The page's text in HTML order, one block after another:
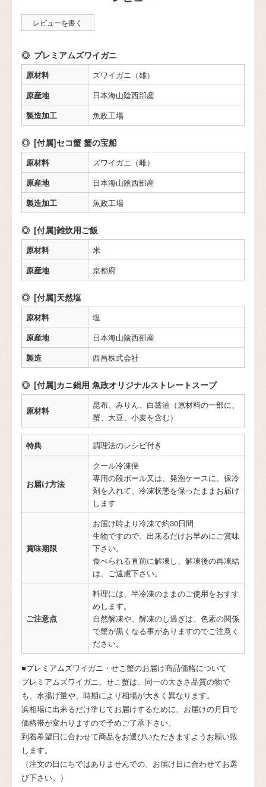
レビューを書く
プレミアムズワイガニ
原材料
ズワイガニ（雄）
原産地
日本海山陰西部産
製造加工
魚政工場
[付属]セコ蟹 蟹の宝船
原材料
ズワイガニ（雌）
原産地
日本海山陰西部産
製造加工
魚政工場
[付属]雑炊用ご飯
原材料
米
原産地
京都府
[付属]天然塩
原材料
塩
原産地
日本海山陰西部産
製造
西昌株式会社
[付属]カニ鍋用 魚政オリジナルストレートスープ
原材料
昆布、みりん、白醤油（原材料の一部に、
蟹、大豆、小麦を含む）
特典 調理法のレシピ付き
お届け方法
クール冷凍便
専用の段ボール又は、発泡ケースに、保冷
剤を入れて、冷凍状態を保ったままお届け
します
賞味期限
お届け時より冷凍で約30日間
生物ですので、出来るだけお早めにご賞味
下さい。
食べられる直前に解凍し、解凍後の再凍結
は、ご遠慮下さい。
ご注意点
料理には、半冷凍のままのご使用をおすす
めします。
自然解凍や、解凍のし過ぎは、色素の関係
で蟹が黒くなる事がありますのでご注意く
ださい。
■プレミアムズワイガニ・せこ蟹のお届け商品価格について
プレミアムズワイガニ、せこ蟹は、同一の大きさ品質の物で
も、水揚げ量や、時期により相場が大きく異なります。
浜相場に出来るだけ準じてお届けするために、お届けの月日で
価格帯が変わりますので予めご了承下さい。
到着希望日に合わせて商品をお選びいただきますようお願い致
します。
（注文の日にちではありませんでの、お届け日に合わせてお選
び下さい。）